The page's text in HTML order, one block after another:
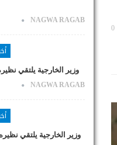
NAGWA RAGAB
وزير الخارجية يلتقي
NAGWA RAGAB
وزير الخارجية يلتقي